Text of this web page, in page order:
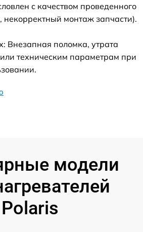
с качеством проведенного
монтаж запчасти).
Внезапная поломка, утрата
техническим параметрам при
модели
Polaris